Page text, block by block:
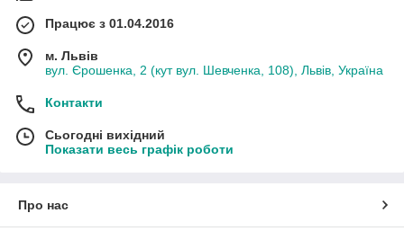
Працює з 01.04.2016
м. Львів
вул. Єрошенка, 2 (кут вул. Шевченка, 108), Львів, Україна
Контакти
Сьогодні вихідний
Показати весь графік роботи
Про нас